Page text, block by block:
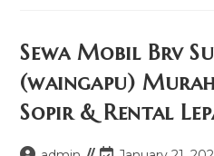
Mulai
100k
Sopir
&
Rental
Lepas
Sewa Mobil Brv
(waingapu)
Sopir & Rental